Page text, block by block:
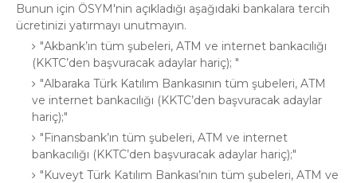
Bunun için ÖSYM'nin açıkladığı aşağıdaki bankalara tercih
ücretinizi yatırmayı unutmayın.
Akbank’ın tüm şubeleri, ATM ve internet bankacılığı
(KKTC’den başvuracak adaylar hariç);
Albaraka Türk Katılım Bankasının tüm şubeleri, ATM
ve internet bankacılığı (KKTC’den başvuracak adaylar
hariç);
Finansbank’ın tüm şubeleri, ATM ve internet
bankacılığı (KKTC’den başvuracak adaylar hariç);
Kuveyt Türk Katılım Bankası’nın tüm şubeleri, ATM ve